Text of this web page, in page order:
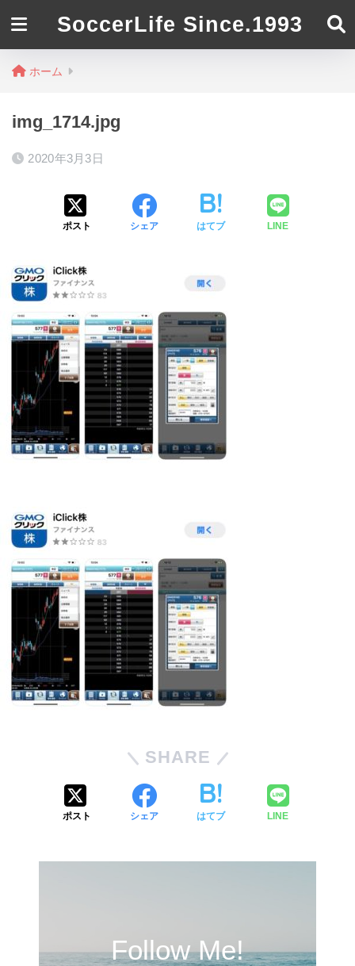
SoccerLife Since.1993
ホーム
img_1714.jpg
2020年3月3日
ポスト シェア はてブ LINE
SHARE
ポスト シェア はてブ LINE
Follow Me!